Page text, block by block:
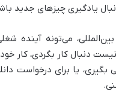
یادگیری چیزهای جدید
می‌تونه آینده
نیست دنبال کار بگردی،
بگیری، یا برای درخواست